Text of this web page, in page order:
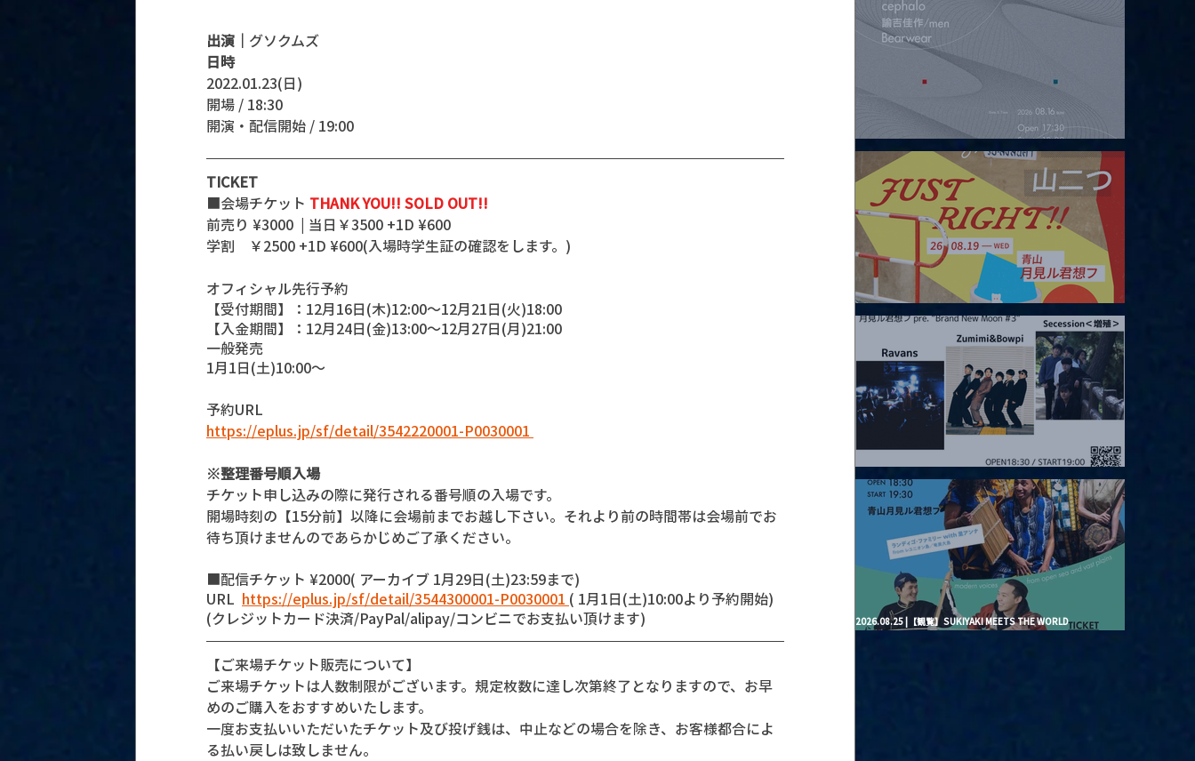
出演｜ グソクムズ
日時
2022.01.23(日)
開場 / 18:30
開演・配信開始 / 19:00
TICKET
■会場チケット THANK YOU!! SOLD OUT!!
前売り ¥3000  | 当日￥3500 +1D ¥600
学割　￥2500 +1D ¥600(入場時学生証の確認をします。)
オフィシャル先行予約
【受付期間】：12月16日(木)12:00〜12月21日(火)18:00
【入金期間】：12月24日(金)13:00〜12月27日(月)21:00
一般発売
1月1日(土)10:00〜
予約URL
https://eplus.jp/sf/detail/3542220001-P0030001
※整理番号順入場
チケット申し込みの際に発行される番号順の入場です。
開場時刻の【15分前】以降に会場前までお越し下さい。それより前の時間帯は会場前でお
待ち頂けませんのであらかじめご了承ください。
■配信チケット ¥2000( アーカイブ 1月29日(土)23:59まで)
URL https://eplus.jp/sf/detail/3544300001-P0030001 ( 1月1日(土)10:00より予約開始)
(クレジットカード決済/PayPal/alipay/コンビニでお支払い頂けます)
【ご来場チケット販売について】
ご来場チケットは人数制限がございます。規定枚数に達し次第終了となりますので、お早
めのご購入をおすすめいたします。
一度お支払いいただいたチケット及び投げ銭は、中止などの場合を除き、お客様都合によ
る払い戻しは致しません。
2026.08.16 |【観覧】夜）four dots vol.2
2026.08.19 |【観覧】JUST RIGHT!! vol.27
2026.08.20 |【観覧】月見ル君想フpre. “Brand New Moon #3”
2026.08.25 |【観覧】SUKIYAKI MEETS THE WORLD
presentsLINDIGO FAMILY with ANNA SATO, ODUCHU modern